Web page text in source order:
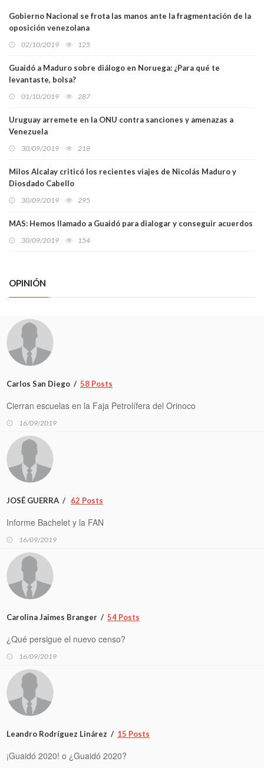
Gobierno Nacional se frota las manos ante la fragmentación de la
oposición venezolana
02/10/2019 125
Guaidó a Maduro sobre diálogo en Noruega: ¿Para qué te
levantaste, bolsa?
01/10/2019 287
Uruguay arremete en la ONU contra sanciones y amenazas a
Venezuela
30/09/2019 218
Milos Alcalay criticó los recientes viajes de Nicolás Maduro y
Diosdado Cabello
30/09/2019 295
MAS: Hemos llamado a Guaidó para dialogar y conseguir acuerdos
30/09/2019 154
OPINIÓN
Carlos San Diego 58 Posts
Cierran escuelas en la Faja Petrolífera del Orinoco
16/09/2019
JOSÉ GUERRA 62 Posts
Informe Bachelet y la FAN
16/09/2019
Carolina Jaimes Branger 54 Posts
¿Qué persigue el nuevo censo?
16/09/2019
Leandro Rodríguez Linárez 15 Posts
¡Guaidó 2020! o ¿Guaidó 2020?